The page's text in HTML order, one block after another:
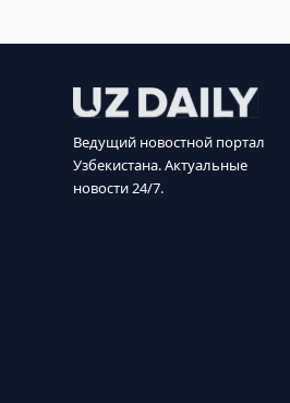
Ведущий новостной портал
Узбекистана. Актуальные
новости 24/7.